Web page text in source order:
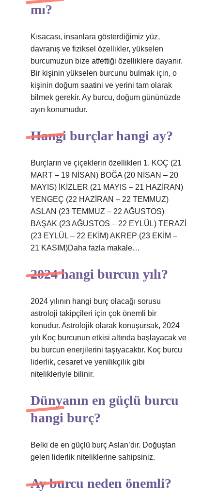
mı?
Kısacası, insanlara gösterdiğimiz yüz,
davranış ve fiziksel özellikler, yükselen
burcumuzun bize atfettiği özelliklere dayanır.
Bir kişinin yükselen burcunu bulmak için, o
kişinin doğum saatini ve yerini tam olarak
bilmek gerekir. Ay burcu, doğum gününüzde
ayın konumudur.
Hangi burçlar hangi ay?
Burçların ve çiçeklerin özellikleri 1. KOÇ (21
MART – 19 NİSAN) BOĞA (20 NİSAN – 20
MAYIS) İKİZLER (21 MAYIS – 21 HAZİRAN)
YENGEÇ (22 HAZİRAN – 22 TEMMUZ)
ASLAN (23 TEMMUZ – 22 AĞUSTOS)
BAŞAK (23 AĞUSTOS – 22 EYLÜL) TERAZİ
(23 EYLÜL – 22 EKİM) AKREP (23 EKİM –
21 KASIM)Daha fazla makale…
2024 hangi burcun yılı?
2024 yılının hangi burç olacağı sorusu
astroloji takipçileri için çok önemli bir
konudur. Astrolojik olarak konuşursak, 2024
yılı Koç burcunun etkisi altında başlayacak ve
bu burcun enerjilerini taşıyacaktır. Koç burcu
liderlik, cesaret ve yenilikçilik gibi
nitelikleriyle bilinir.
Dünyanın en güçlü burcu
hangi burç?
Belki de en güçlü burç Aslan’dır. Doğuştan
gelen liderlik niteliklerine sahipsiniz.
Ay burcu neden önemli?